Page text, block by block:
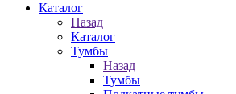
Каталог
Назад
Каталог
Тумбы
Назад
Тумбы